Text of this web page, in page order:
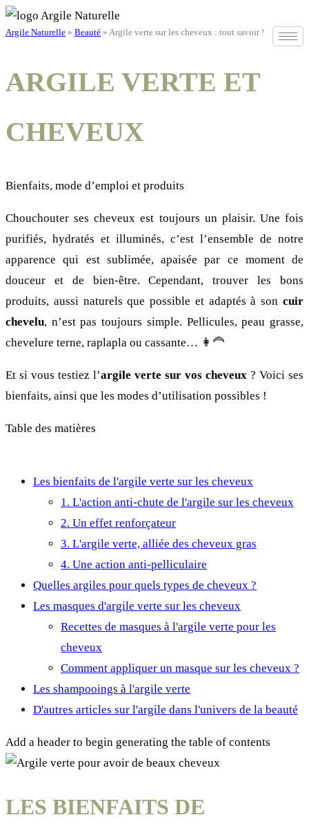
Skip
to
Argile Naturelle » Beauté » Argile verte sur les cheveux : tout savoir !
ARGILE VERTE ET
CHEVEUX
Bienfaits, mode d’emploi et produits
Chouchouter ses cheveux est toujours un plaisir. Une fois
purifiés, hydratés et illuminés, c’est l’ensemble de notre
apparence qui est sublimée, apaisée par ce moment de
douceur et de bien-être. Cependant, trouver les bons
produits, aussi naturels que possible et adaptés à son cuir
chevelu, n’est pas toujours simple. Pellicules, peau grasse,
chevelure terne, raplapla ou cassante… 👩‍🦰
Et si vous testiez l’argile verte sur vos cheveux ? Voici ses
bienfaits, ainsi que les modes d’utilisation possibles !
Table des matières
Les bienfaits de l'argile verte sur les cheveux
1. L'action anti-chute de l'argile sur les cheveux
2. Un effet renforçateur
3. L'argile verte, alliée des cheveux gras
4. Une action anti-pelliculaire
Quelles argiles pour quels types de cheveux ?
Les masques d'argile verte sur les cheveux
Recettes de masques à l'argile verte pour les
cheveux
Comment appliquer un masque sur les cheveux ?
Les shampooings à l'argile verte
D'autres articles sur l'argile dans l'univers de la beauté
Add a header to begin generating the table of contents
LES BIENFAITS DE